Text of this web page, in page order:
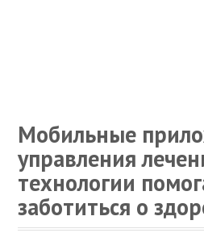
Мобильные
управления
технологии
заботиться о